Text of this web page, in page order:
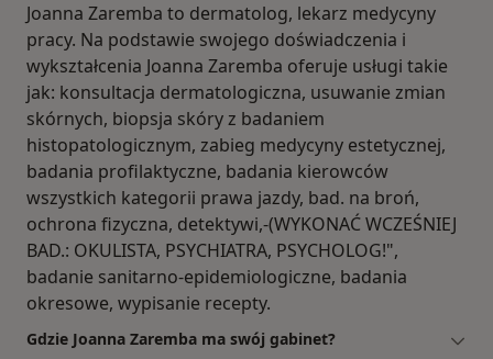
Joanna Zaremba to dermatolog, lekarz medycyny
pracy. Na podstawie swojego doświadczenia i
wykształcenia Joanna Zaremba oferuje usługi takie
jak: konsultacja dermatologiczna, usuwanie zmian
skórnych, biopsja skóry z badaniem
histopatologicznym, zabieg medycyny estetycznej,
badania profilaktyczne, badania kierowców
wszystkich kategorii prawa jazdy, bad. na broń,
ochrona fizyczna, detektywi,-(WYKONAĆ WCZEŚNIEJ
BAD.: OKULISTA, PSYCHIATRA, PSYCHOLOG!",
badanie sanitarno-epidemiologiczne, badania
okresowe, wypisanie recepty.
Gdzie Joanna Zaremba ma swój gabinet?